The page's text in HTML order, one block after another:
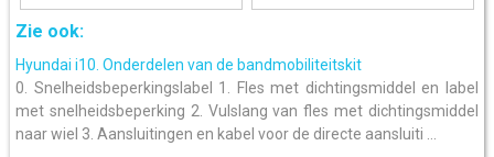
Zie ook:
Hyundai i10. Onderdelen van de bandmobiliteitskit
0. Snelheidsbeperkingslabel 1. Fles met dichtingsmiddel en label
met snelheidsbeperking 2. Vulslang van fles met dichtingsmiddel
naar wiel 3. Aansluitingen en kabel voor de directe aansluiti ...